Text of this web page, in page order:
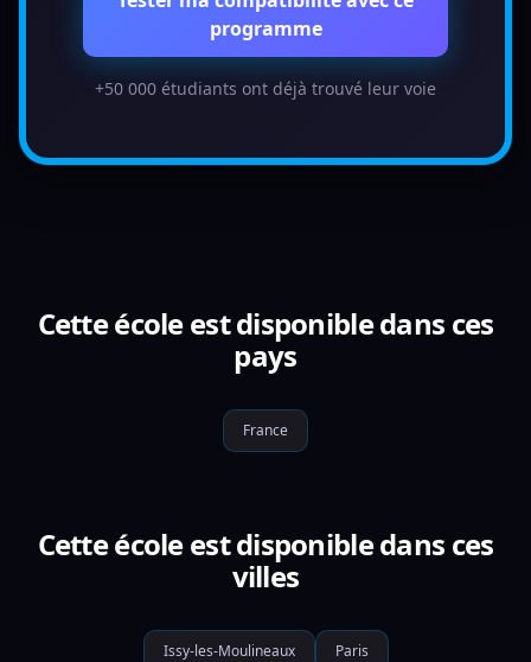
programme
+50 000 étudiants ont déjà trouvé leur voie
Cette école est disponible dans ces
pays
France
Cette école est disponible dans ces
villes
Issy-les-Moulineaux Paris